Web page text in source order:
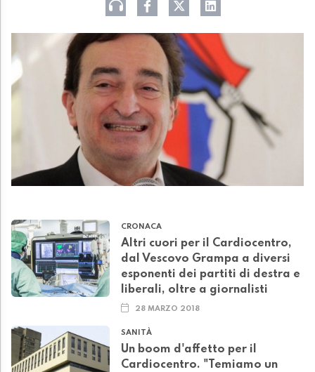
CRONACA
Altri cuori per il Cardiocentro,
dal Vescovo Grampa a diversi
esponenti dei partiti di destra e
liberali, oltre a giornalisti
28 MARZO 2018
SANITÀ
Un boom d'affetto per il
Cardiocentro. "Temiamo un